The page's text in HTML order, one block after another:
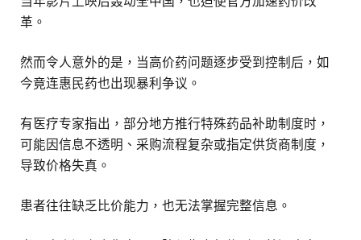
革。
然而令人意外的是，当高价药问题逐步受到控制后，如
今竟连惠民药也出现暴利争议。
有医疗专家指出，部分地方推行特殊药品补助制度时，
可能因信息不透明、采购流程复杂或指定供货商制度，
导致价格失真。
患者往往缺乏比价能力，也无法掌握完整信息。